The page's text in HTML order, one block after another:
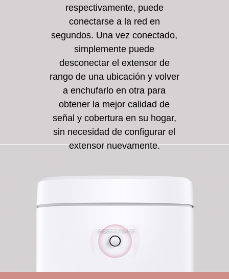
respectivamente, puede
conectarse a la red en
segundos. Una vez conectado,
simplemente puede
desconectar el extensor de
rango de una ubicación y volver
a enchufarlo en otra para
obtener la mejor calidad de
señal y cobertura en su hogar,
sin necesidad de configurar el
extensor nuevamente.